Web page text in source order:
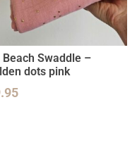
Beach Swaddle –
dots pink